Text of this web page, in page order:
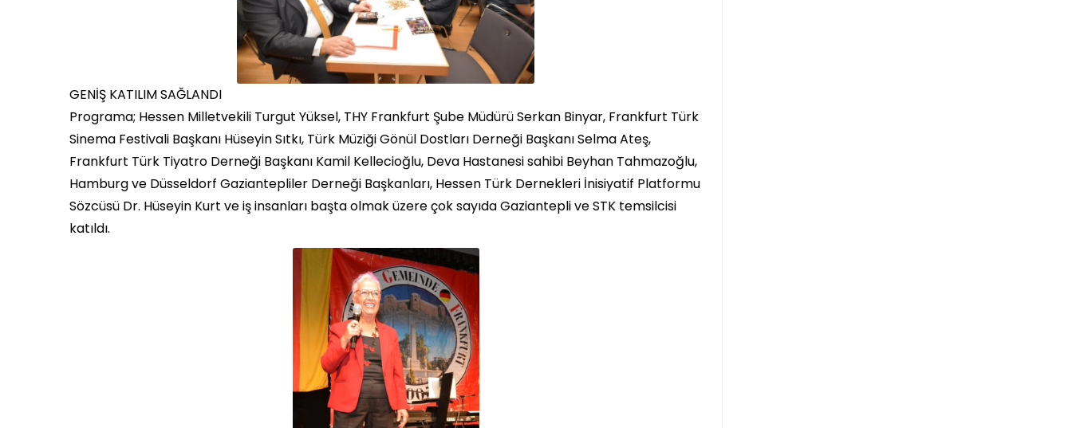
GENİŞ KATILIM SAĞLANDI
Programa; Hessen Milletvekili Turgut Yüksel, THY Frankfurt Şube Müdürü Serkan Binyar, Frankfurt Türk
Sinema Festivali Başkanı Hüseyin Sıtkı, Türk Müziği Gönül Dostları Derneği Başkanı Selma Ateş,
Frankfurt Türk Tiyatro Derneği Başkanı Kamil Kellecioğlu, Deva Hastanesi sahibi Beyhan Tahmazoğlu,
Hamburg ve Düsseldorf Gaziantepliler Derneği Başkanları, Hessen Türk Dernekleri İnisiyatif Platformu
Sözcüsü Dr. Hüseyin Kurt ve iş insanları başta olmak üzere çok sayıda Gaziantepli ve STK temsilcisi
katıldı.